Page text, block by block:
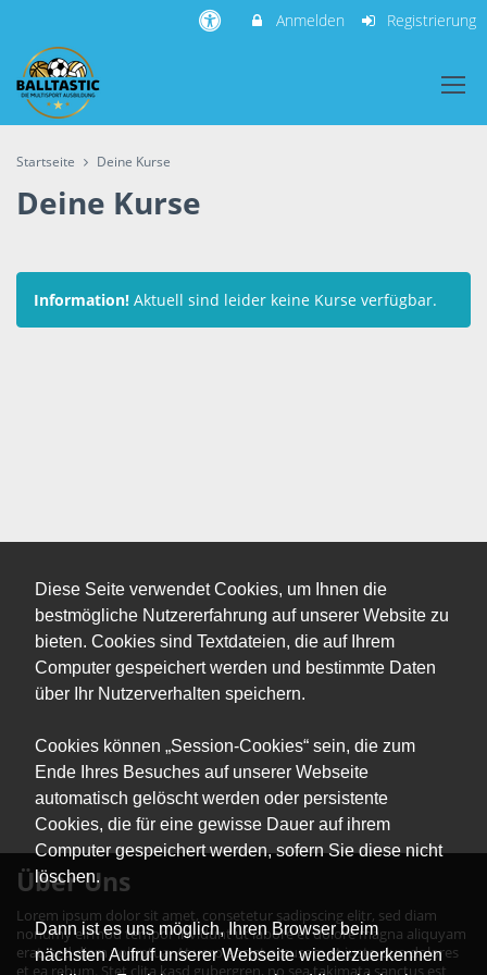
Diese Seite verwendet Cookies, um Ihnen die
bestmögliche Nutzererfahrung auf unserer Website zu
bieten. Cookies sind Textdateien, die auf Ihrem
Computer gespeichert werden und bestimmte Daten
über Ihr Nutzerverhalten speichern.
Cookies können „Session-Cookies“ sein, die zum
Ende Ihres Besuches auf unserer Webseite
automatisch gelöscht werden oder persistente
Cookies, die für eine gewisse Dauer auf ihrem
Computer gespeichert werden, sofern Sie diese nicht
löschen.
Dann ist es uns möglich, Ihren Browser beim
nächsten Aufruf unserer Webseite wiederzuerkennen
Anmelden Registrierung
Startseite Deine Kurse
Deine Kurse
Information! Aktuell sind leider keine Kurse verfügbar.
Über Uns
Lorem ipsum dolor sit amet, consetetur sadipscing elitr, sed diam
nonumy eirmod tempor invidunt ut labore et dolore magna aliquyam
erat, sed diam voluptua. At vero eos et accusam et justo duo dolores
et ea rebum. Stet clita kasd gubergren, no sea takimata sanctus est